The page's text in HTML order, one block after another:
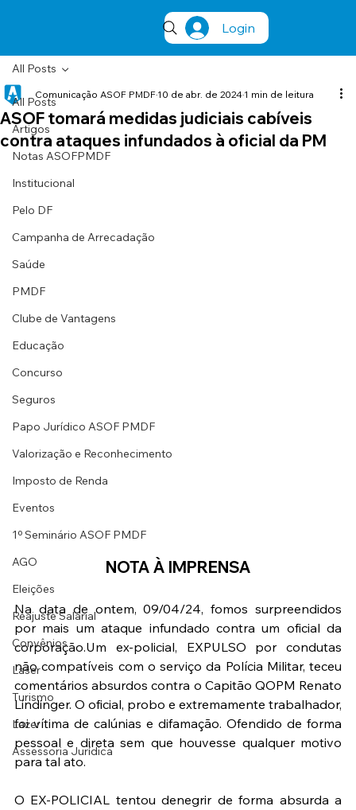
Login
All Posts
Artigos
Notas ASOFPMDF
Institucional
Pelo DF
Campanha de Arrecadação
Saúde
PMDF
Clube de Vantagens
Educação
Concurso
Seguros
Papo Jurídico ASOF PMDF
Valorização e Reconhecimento
Imposto de Renda
Eventos
1º Seminário ASOF PMDF
AGO
Eleições
Reajuste Salarial
Convênios
Laser
Turismo
Lazer
Assessoria Jurídica
All Posts
ASOF tomará medidas judiciais cabíveis
contra ataques infundados à oficial da PM
Comunicação ASOF PMDF 10 de abr. de 2024 1 min de leitura
NOTA À IMPRENSA
Na data de ontem, 09/04/24, fomos surpreendidos
por mais um ataque infundado contra um oficial da
corporação.Um ex-policial, EXPULSO por condutas
não compatíveis com o serviço da Polícia Militar, teceu
comentários absurdos contra o Capitão QOPM Renato
Lindinger. O oficial, probo e extremamente trabalhador,
foi vítima de calúnias e difamação. Ofendido de forma
pessoal e direta sem que houvesse qualquer motivo
para tal ato.
O EX-POLICIAL tentou denegrir de forma absurda a